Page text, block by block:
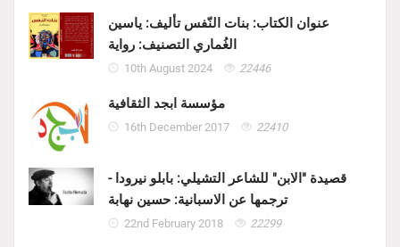
عنوان الكتاب: بنات النّفس تأليف: ياسين
الغُماري التصنيف: رواية
10th August 2024 22446
مؤسسة ابجد الثقافية
16th December 2017 22410
قصيدة "الابن" للشاعر التشيلي: بابلو نيرودا -
ترجمها عن الاسبانية: حسين نهابة
22nd February 2018 22299